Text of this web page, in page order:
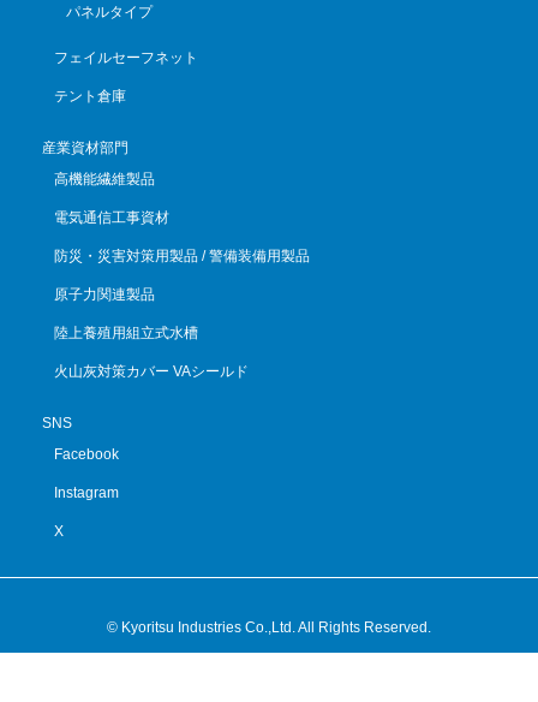
パネルタイプ
フェイルセーフネット
テント倉庫
産業資材部門
高機能繊維製品
電気通信工事資材
防災・災害対策用製品 / 警備装備用製品
原子力関連製品
陸上養殖用組立式水槽
火山灰対策カバー VAシールド
SNS
Facebook
Instagram
X
© Kyoritsu Industries Co.,Ltd. All Rights Reserved.